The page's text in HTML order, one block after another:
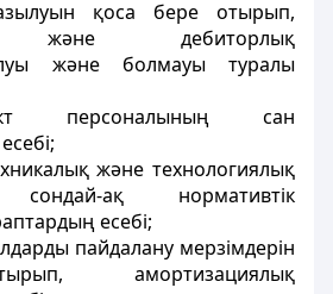
қоса бере отырып,
және дебиторлық
және болмауы туралы
персоналының сан
және технологиялық
сондай-ақ нормативтік
есебі;
пайдалану мерзімдерін
амортизациялық